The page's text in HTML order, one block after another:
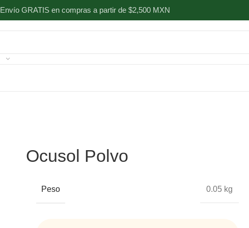
Envío GRATIS en compras a partir de $2,500 MXN
Ocusol Polvo
Peso 0.05 kg